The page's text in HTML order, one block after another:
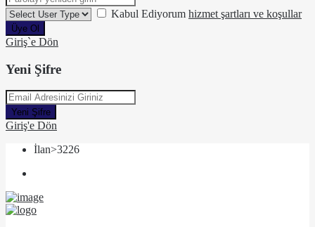
Kabul Ediyorum hizmet şartları ve koşullar
Üye Ol
Giriş`e Dön
Yeni Şifre
Yeni Şifre
Giriş'e Dön
İlan>3226